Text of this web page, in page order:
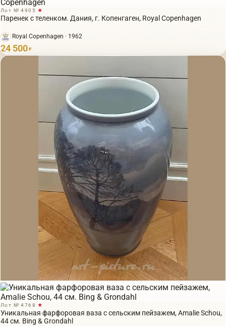
Лот № 4905 ★
Паренек с теленком. Дания, г. Копенгаген, Royal Copenhagen
Royal Copenhagen · 1962
24 500 ₽
Лот № 4768 ★
Уникальная фарфоровая ваза с сельским пейзажем, Amalie Schou,
44 см. Bing & Grondahl